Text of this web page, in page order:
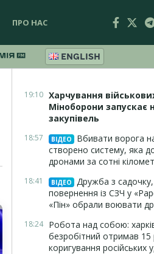
ПРО НАС
ENGLISH
19:10 Харчування
Міноборони запускає
закупівель
18:57 ВІДЕО
Вбивати ворога на
створено систему, яка
дронами за сотні
18:41 ВІДЕО
Дружба з садочку,
повернення із СЗЧ у
«Пін» обрали воювати
18:24 Робота над собою:
безробітний отримав 15
коригування російських